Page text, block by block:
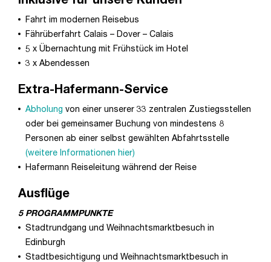
Fahrt im modernen Reisebus
Fährüberfahrt Calais – Dover – Calais
5 x Übernachtung mit Frühstück im Hotel
3 x Abendessen
Extra-Hafermann-Service
Abholung von einer unserer 33 zentralen Zustiegsstellen
oder bei gemeinsamer Buchung von mindestens 8
Personen ab einer selbst gewählten Abfahrtsstelle
(weitere Informationen hier)
Hafermann Reiseleitung während der Reise
Ausflüge
5 PROGRAMMPUNKTE
Stadtrundgang und Weihnachtsmarktbesuch in
Edinburgh
Stadtbesichtigung und Weihnachtsmarktbesuch in